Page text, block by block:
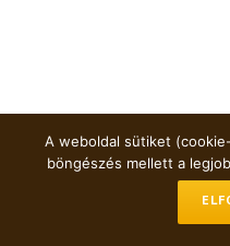
A weboldal sütiket
böngészés mellett a